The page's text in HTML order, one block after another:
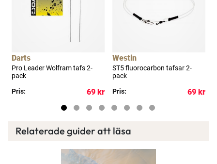
Darts
Pro Leader Wolfram tafs 2-
pack
Pris:
69 kr
Westin
ST5 fluorocarbon tafsar 2-
pack
Pris:
69 kr
Relaterade guider att läsa